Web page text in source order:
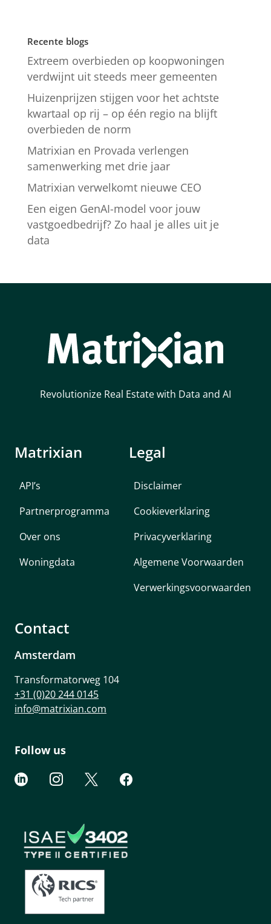
Recente blogs
Extreem overbieden op koopwoningen
verdwijnt uit steeds meer gemeenten
Huizenprijzen stijgen voor het achtste
kwartaal op rij – op één regio na blijft
overbieden de norm
Matrixian en Provada verlengen
samenwerking met drie jaar
Matrixian verwelkomt nieuwe CEO
Een eigen GenAI-model voor jouw
vastgoedbedrijf? Zo haal je alles uit je
data
Revolutionize Real Estate with Data and AI
Matrixian
API’s
Partnerprogramma
Over ons
Woningdata
Legal
Disclaimer
Cookieverklaring
Privacyverklaring
Algemene Voorwaarden
Verwerkingsvoorwaarden
Contact
Amsterdam
Transformatorweg 104
+31 (0)20 244 0145
info@matrixian.com
Follow us
   